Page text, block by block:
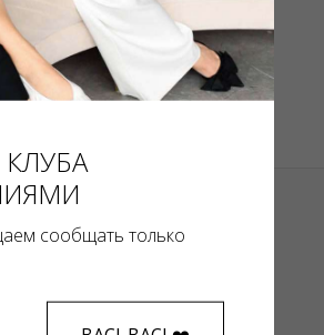
данных
сообщать только
УНИКАЛЬНОСТЬ